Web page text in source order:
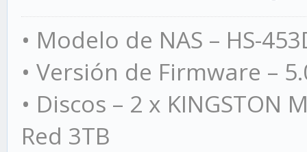
• Modelo de NAS – HS-
• Versión de Firmware –
• Discos – 2 x KINGSTON
Red 3TB